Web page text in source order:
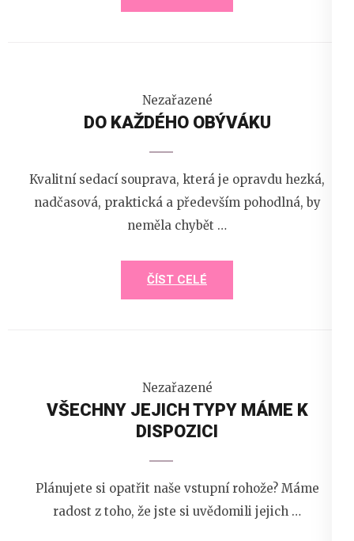
Nezařazené
DO KAŽDÉHO OBÝVÁKU
Kvalitní sedací souprava, která je opravdu hezká,
nadčasová, praktická a především pohodlná, by
neměla chybět …
ČÍST CELÉ
Nezařazené
VŠECHNY JEJICH TYPY MÁME K
DISPOZICI
Plánujete si opatřit naše vstupní rohože? Máme
radost z toho, že jste si uvědomili jejich …